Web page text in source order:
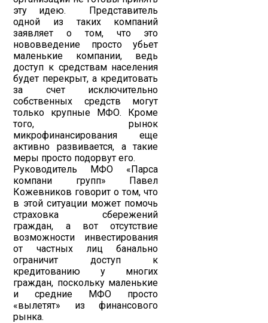
эту идею. Представитель
одной из таких компаний
заявляет о том, что это
нововведение просто убьет
маленькие компании, ведь
доступ к средствам населения
будет перекрыт, а кредитовать
за счет исключительно
собственных средств могут
только крупные МФО. Кроме
того, рынок
микрофинансирования еще
активно развивается, а такие
меры просто подорвут его.
Руководитель МФО «Парса
компани групп» Павел
Кожевников говорит о том, что
в этой ситуации может помочь
страховка сбережений
граждан, а вот отсутствие
возможности инвестирования
от частных лиц банально
ограничит доступ к
кредитованию у многих
граждан, поскольку маленькие
и средние МФО просто
«вылетят» из финансового
рынка.